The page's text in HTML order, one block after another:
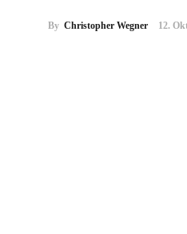
By Christopher Wegner 12.